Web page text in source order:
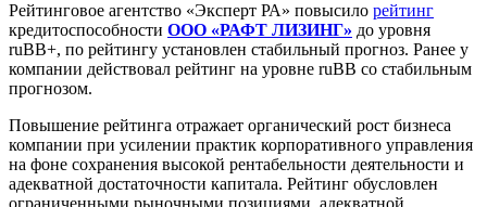
Рейтинговое агентство «Эксперт РА» повысило рейтинг
кредитоспособности ООО «РАФТ ЛИЗИНГ» до уровня
ruBB+, по рейтингу установлен стабильный прогноз. Ранее у
компании действовал рейтинг на уровне ruBB со стабильным
прогнозом.
Повышение рейтинга отражает органический рост бизнеса
компании при усилении практик корпоративного управления
на фоне сохранения высокой рентабельности деятельности и
адекватной достаточности капитала. Рейтинг обусловлен
ограниченными рыночными позициями, адекватной